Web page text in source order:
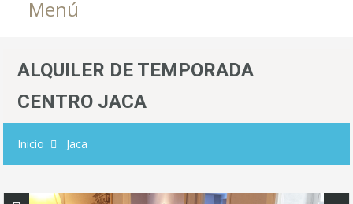
Menú
ALQUILER DE TEMPORADA
CENTRO JACA
Inicio Jaca